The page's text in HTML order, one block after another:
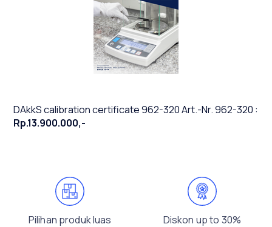
DAkkS calibration certificate 962-320 Art.-Nr. 962-320 :
Rp.13.900.000,-
Pilihan produk luas Diskon up to 30%